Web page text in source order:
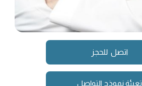
اتصل للحجز
تعبئة نموذج التواصل